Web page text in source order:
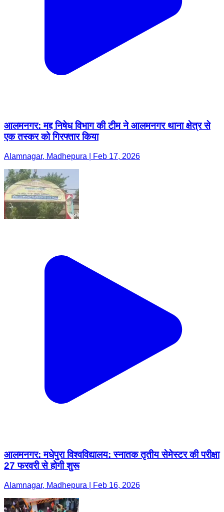
आलमनगर: मद्द निषेध विभाग की टीम ने आलमनगर थाना क्षेत्र से
एक तस्कर को गिरफ्तार किया
Alamnagar, Madhepura | Feb 17, 2026
आलमनगर: मधेपुरा विश्वविद्यालय: स्नातक तृतीय सेमेस्टर की परीक्षा
27 फरवरी से होगी शुरू
Alamnagar, Madhepura | Feb 16, 2026